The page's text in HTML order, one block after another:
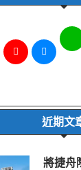
近期文
將捷舟